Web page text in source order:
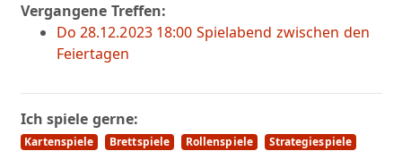
Vergangene Treffen:
Do 28.12.2023 18:00 Spielabend zwischen den
Feiertagen
Ich spiele gerne:
Kartenspiele Brettspiele Rollenspiele
Strategiespiele